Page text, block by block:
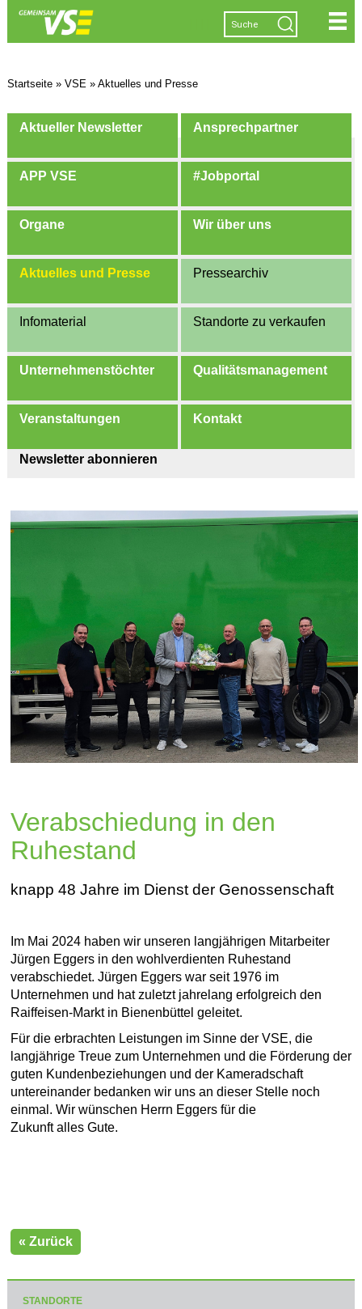
Startseite» VSE » Aktuelles und Presse
Aktueller Newsletter Ansprechpartner
APP VSE #Jobportal
Organe Wir über uns
Aktuelles und Presse Pressearchiv
Infomaterial Standorte zu verkaufen
Unternehmenstöchter Qualitätsmanagement
Veranstaltungen Kontakt
Newsletter abonnieren
Verabschiedung in den
Ruhestand
knapp 48 Jahre im Dienst der Genossenschaft
Im Mai 2024 haben wir unseren langjährigen Mitarbeiter
Jürgen Eggers in den wohlverdienten Ruhestand
verabschiedet. Jürgen Eggers war seit 1976 im
Unternehmen und hat zuletzt jahrelang erfolgreich den
Raiffeisen-Markt in Bienenbüttel geleitet.
Für die erbrachten Leistungen im Sinne der VSE, die
langjährige Treue zum Unternehmen und die Förderung der
guten Kundenbeziehungen und der Kameradschaft
untereinander bedanken wir uns an dieser Stelle noch
einmal. Wir wünschen Herrn Eggers für die
Zukunft alles Gute.
« Zurück
STANDORTE